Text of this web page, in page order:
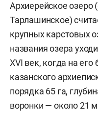
Архиерейское
Тарлашинское)
крупных карстовых
названия озера
XVI век, когда на его
казанского
порядка 65 га,
воронки — около 21